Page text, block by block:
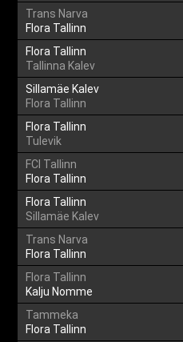
Trans Narva
Flora Tallinn
Flora Tallinn
Tallinna Kalev
Sillamäe Kalev
Flora Tallinn
Flora Tallinn
Tulevik
FCI Tallinn
Flora Tallinn
Flora Tallinn
Sillamäe Kalev
Trans Narva
Flora Tallinn
Flora Tallinn
Kalju Nomme
Tammeka
Flora Tallinn